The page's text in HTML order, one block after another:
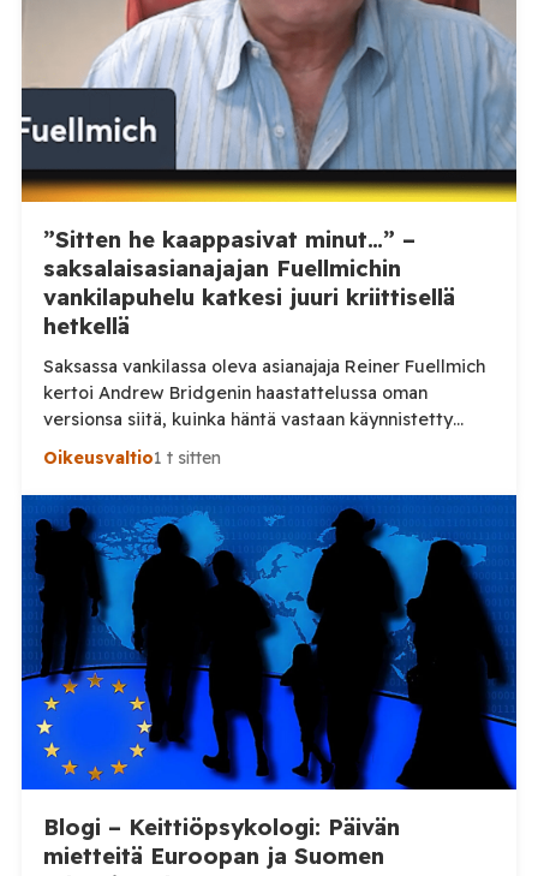
”Sitten he kaappasivat minut…” –
saksalaisasianajajan Fuellmichin
vankilapuhelu katkesi juuri kriittisellä
hetkellä
Saksassa vankilassa oleva asianajaja Reiner Fuellmich
kertoi Andrew Bridgenin haastattelussa oman
versionsa siitä, kuinka häntä vastaan käynnistetty
rikosprosessi sai alkunsa. Juuri kun Fuellmich pääsi
katkesi. Bridgenin mukaan ajankohta herätti
kysymyksiä. Saksalaisen asianajajan Reiner Fuellmichin
ja Britannian entisen kansanedustajan Andrew
Bridgenin välinen vankilapuhelu sai dramaattisen
päätöksen, kun yhteys katkesi kesken Fuellmichin
selostuksen. Tilaa […]
Oikeusvaltio1 t sitten
Blogi – Keittiöpsykologi: Päivän
mietteitä Euroopan ja Suomen